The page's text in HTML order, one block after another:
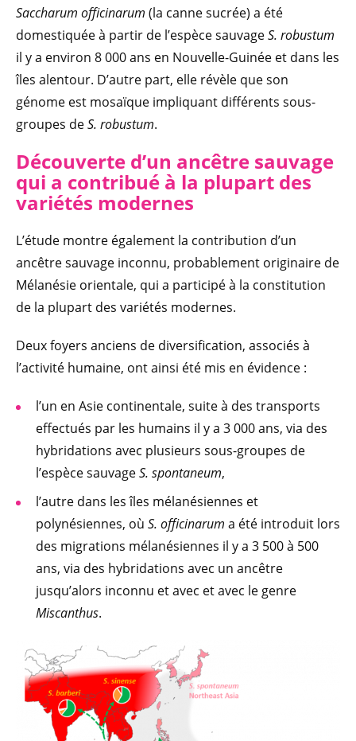
Saccharum officinarum (la canne sucrée) a été
domestiquée à partir de l’espèce sauvageS. robustum
il y a environ 8 000 ans en Nouvelle-Guinée et dans les
îles alentour. D’autre part, elle révèle que son
génome est mosaïque impliquant différents sous-
groupes deS. robustum.
Découverte d’un ancêtre sauvage
qui a contribué à la plupart des
variétés modernes
L’étude montre également la contribution d’un
ancêtre sauvage inconnu, probablement originaire de
Mélanésie orientale, qui a participé à la constitution
de la plupart des variétés modernes.
Deux foyers anciens de diversification, associés à
l’activité humaine, ont ainsi été mis en évidence :
l’un en Asie continentale, suite à des transports
effectués par les humains il y a 3 000 ans, via des
hybridations avec plusieurs sous-groupes de
l’espèce sauvageS. spontaneum,
l’autre dans les îles mélanésiennes et
polynésiennes, où S. officinarum a été introduit lors
des migrations mélanésiennes il y a 3 500 à 500
ans, via des hybridations avec un ancêtre
jusqu’alors inconnu et avec et avec le genre
Miscanthus.